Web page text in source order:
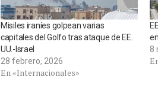
Misiles iraníes golpean varias
capitales del Golfo tras ataque de EE.
UU.-Israel
28 febrero, 2026
En «Internacionales»
8